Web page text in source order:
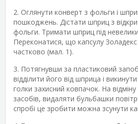
2. Оглянути конверт з фольги і
пошкоджень. Дістати шприц з
фольги. Тримати шприц під
Переконатися, що капсулу
частково (мал. 1).
3. Потягнувши за пластиковий
відділити його від шприца і
голки захисний ковпачок. На відміну
засобів, видаляти бульбашки
спробі це зробити можна зсунути